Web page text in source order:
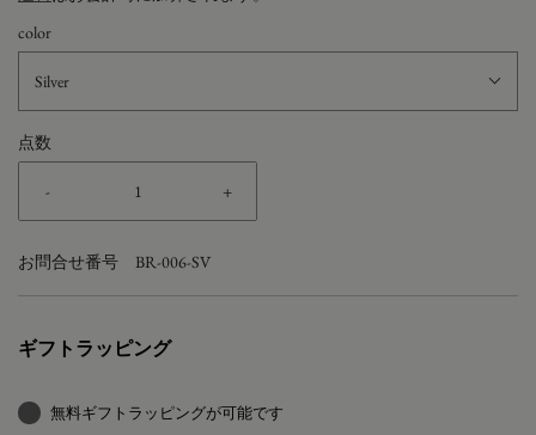
color
Silver
点数
- +
お問合せ番号 BR-006-SV
ギフトラッピング
無料ギフトラッピングが可能です